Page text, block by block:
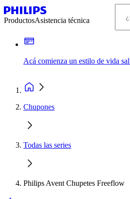
ProductosAsistencia técnica
Acá comienza un estilo de vida
Chupones
Todas las series
Philips Avent Chupetes Freeflow